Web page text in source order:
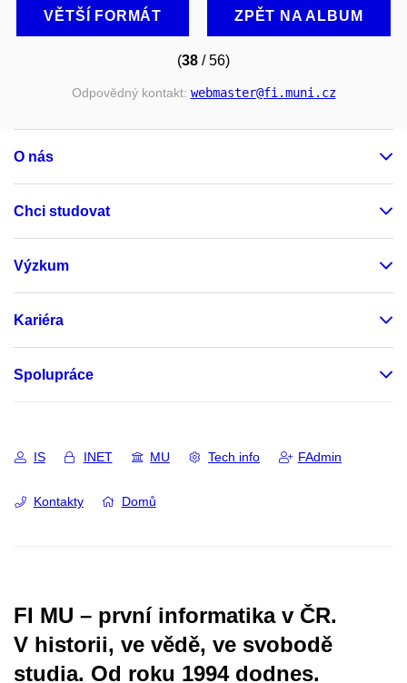
VĚTŠÍ FORMÁT ZPĚT NA ALBUM
(38 / 56)
Odpovědný kontakt: webmaster@fi.muni.cz
O nás
Chci studovat
Výzkum
Kariéra
Spolupráce
IS INET MU Tech info FAdmin
Kontakty Domů
FI MU – první informatika v ČR.
V historii, ve vědě, ve svobodě
studia. Od roku 1994 dodnes.